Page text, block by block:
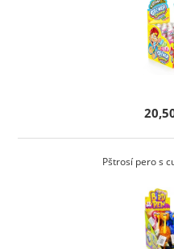
Pštrosí pero s